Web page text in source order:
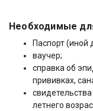
Необходимые
Паспорт (иной
ваучер;
справка об
прививках,
летнего